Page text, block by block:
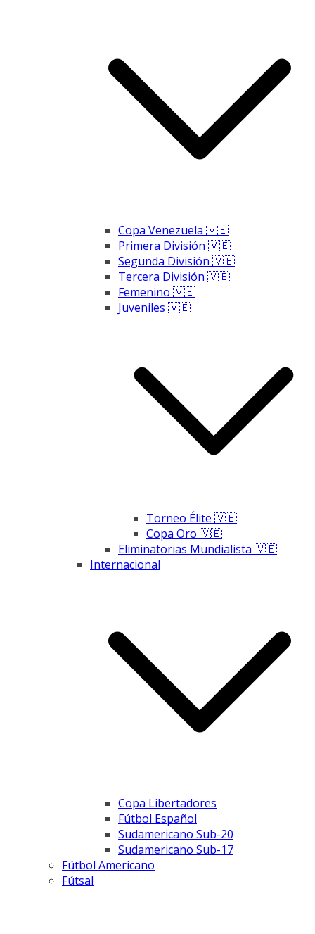
Copa Venezuela 🇻🇪
Primera División 🇻🇪
Segunda División 🇻🇪
Tercera División 🇻🇪
Femenino 🇻🇪
Juveniles 🇻🇪
Torneo Élite 🇻🇪
Copa Oro 🇻🇪
Eliminatorias Mundialista 🇻🇪
Internacional
Copa Libertadores
Fútbol Español
Sudamericano Sub-20
Sudamericano Sub-17
Fútbol Americano
Fútsal